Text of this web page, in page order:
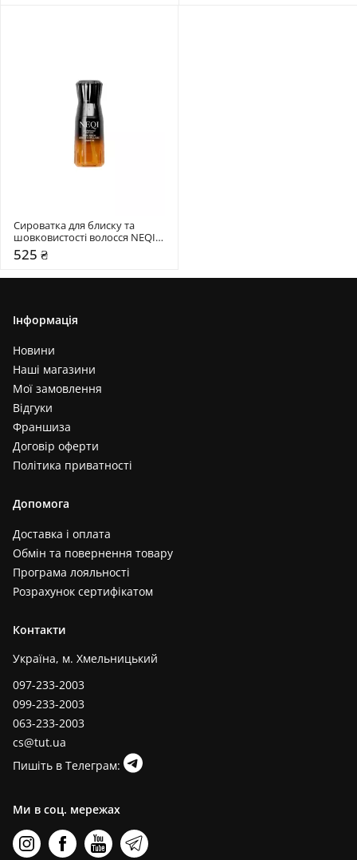
Сироватка для блиску та
шовковистості волосся NEQI
75 мл
525 ₴
Інформація
Новини
Наші магазини
Мої замовлення
Відгуки
Франшиза
Договір оферти
Політика приватності
Допомога
Доставка і оплата
Обмін та повернення товару
Програма лояльності
Розрахунок сертифікатом
Контакти
Україна, м. Хмельницький
097-233-2003
099-233-2003
063-233-2003
cs@tut.ua
Пишіть в Телеграм:
Ми в соц. мережах